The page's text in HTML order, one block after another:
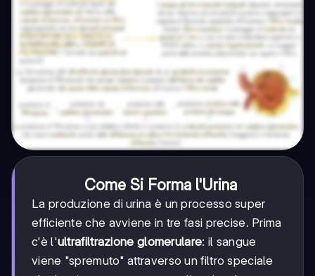
Come Si Forma l'Urina
La produzione di urina è un processo super
efficiente che avviene in tre fasi precise. Prima
c'è l'ultrafiltrazione glomerulare: il sangue
viene "spremuto" attraverso un filtro speciale